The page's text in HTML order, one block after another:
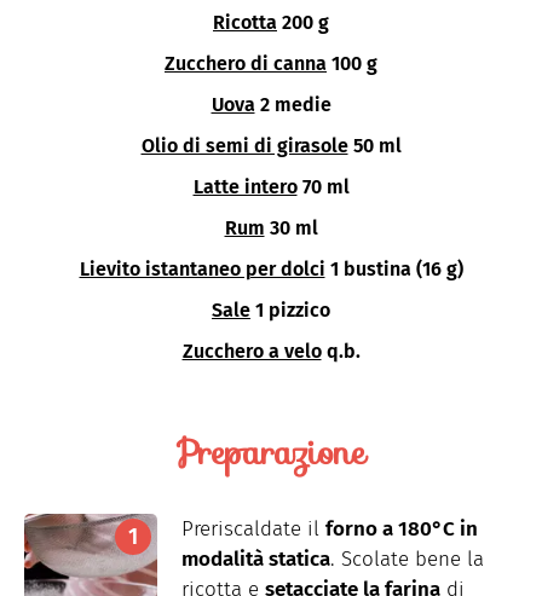
Ricotta 200 g
Zucchero di canna 100 g
Uova 2 medie
Olio di semi di girasole 50 ml
Latte intero 70 ml
Rum 30 ml
Lievito istantaneo per dolci 1 bustina (16 g)
Sale 1 pizzico
Zucchero a velo q.b.
Preparazione
Preriscaldate il forno a 180°C in
modalità statica. Scolate bene la
ricotta e setacciate la farina di